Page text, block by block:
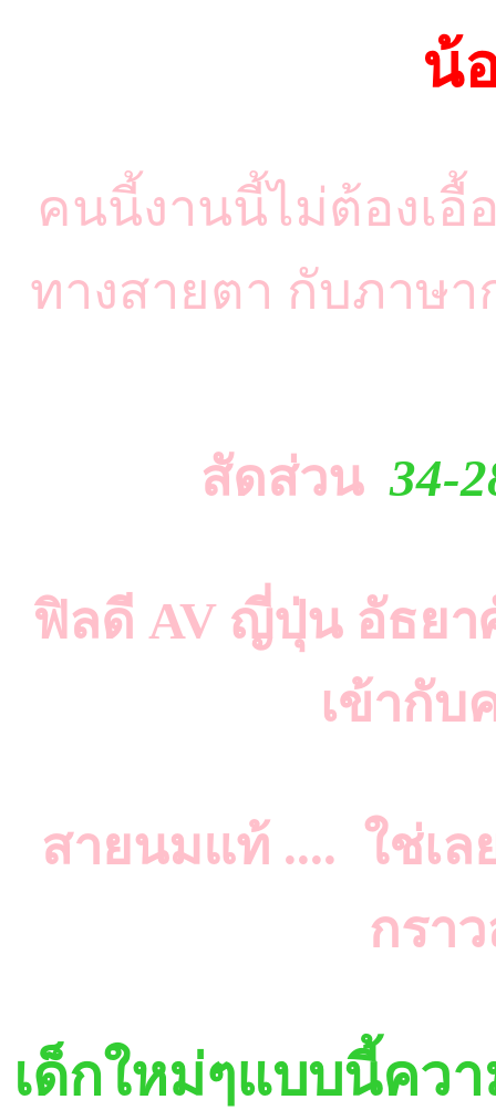
น้
คนนี้งานนี้ไม่ต้องเอื้
ทางสายตา กับภาษา
สัดส่วน34-
ฟิลดี AV ญี่ปุ่น อัธยา
เข้ากั
สายนมแท้ .... ใช่เ
กรา
เด็กใหม่ๆแบบนี้คว